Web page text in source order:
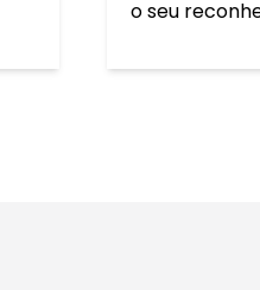
o seu